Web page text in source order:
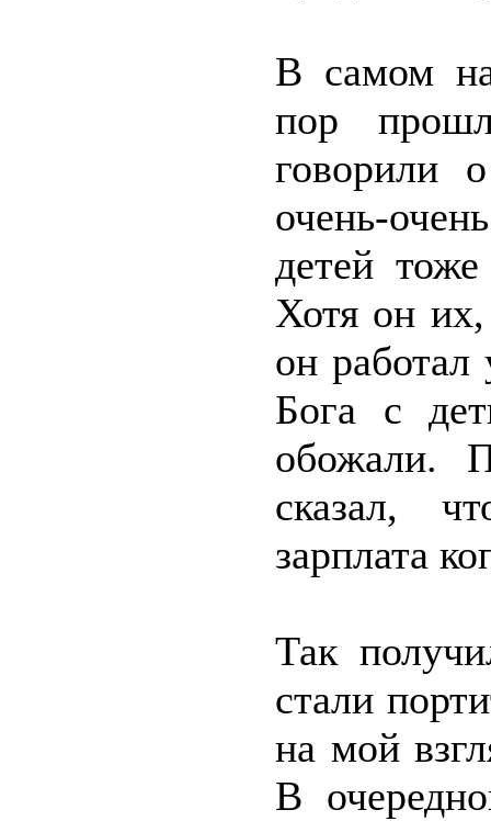
В самом
пор
говорили
очень-
детей
Хотя он
он
Бога с
обожали.
сказал,
зарплата
Так
стали
на мой
В